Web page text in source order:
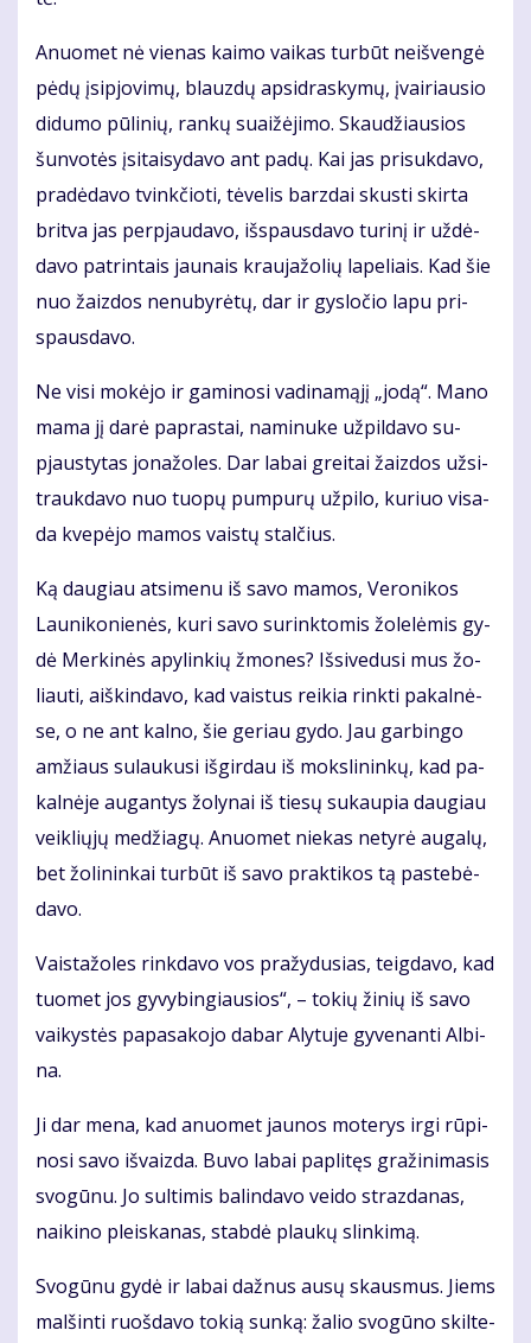
Anuo­met nė vie­nas kai­mo vai­kas tur­būt ne­iš­ven­gė
pė­dų įsi­pjo­vi­mų, blauz­dų ap­si­dras­ky­mų, įvai­riau­sio
di­du­mo pū­li­nių, ran­kų su­ai­žė­ji­mo. Skau­džiau­sios
šun­vo­tės įsi­tai­sy­da­vo ant pa­dų. Kai jas pri­suk­da­vo,
pra­dė­da­vo tvink­čio­ti, tė­ve­lis barz­dai skus­ti skir­ta
brit­va jas per­pjau­da­vo, iš­spaus­da­vo tu­ri­nį ir už­dė­
da­vo pa­trin­tais jau­nais krau­ja­žo­lių la­pe­liais. Kad šie
nuo žaiz­dos ne­nu­by­rė­tų, dar ir gys­lo­čio la­pu pri­
spaus­da­vo.
Ne vi­si mo­kė­jo ir ga­mi­no­si va­di­na­mą­jį „jo­dą“. Ma­no
ma­ma jį da­rė pa­pras­tai, na­mi­nu­ke už­pil­da­vo su­
pjaus­ty­tas jo­na­žo­les. Dar la­bai grei­tai žaiz­dos už­si­
trauk­da­vo nuo tuo­pų pum­pu­rų už­pi­lo, ku­riuo vi­sa­
da kve­pė­jo ma­mos vais­tų stal­čius.
Ką dau­giau at­si­me­nu iš sa­vo ma­mos, Ve­ro­ni­kos
Lau­ni­ko­nie­nės, ku­ri sa­vo su­rink­to­mis žo­le­lė­mis gy­
dė Mer­ki­nės apy­lin­kių žmo­nes? Iš­si­ve­du­si mus žo­
liau­ti, aiš­kin­da­vo, kad vais­tus rei­kia rink­ti pa­kal­nė­
se, o ne ant kal­no, šie ge­riau gy­do. Jau gar­bin­go
am­žiaus su­lau­ku­si iš­gir­dau iš moks­li­nin­kų, kad pa­
kal­nė­je au­gan­tys žo­ly­nai iš tie­sų su­kau­pia dau­giau
veik­lių­jų me­džia­gų. Anuo­met nie­kas ne­ty­rė au­ga­lų,
bet žo­li­nin­kai tur­būt iš sa­vo prak­ti­kos tą pa­ste­bė­
da­vo.
Vais­ta­žo­les rink­da­vo vos pra­žy­du­sias, teig­da­vo, kad
tuo­met jos gy­vy­bin­giau­sios“, – to­kių ži­nių iš sa­vo
vai­kys­tės pa­pa­sa­ko­jo da­bar Aly­tu­je gy­ve­nan­ti Al­bi­
na.
Ji dar me­na, kad anuo­met jau­nos mo­te­rys ir­gi rū­pi­
no­si sa­vo iš­vaiz­da. Bu­vo la­bai pa­pli­tęs gra­ži­ni­ma­sis
svo­gū­nu. Jo sul­ti­mis ba­lin­da­vo vei­do straz­da­nas,
nai­ki­no pleis­ka­nas, stab­dė plau­kų slin­ki­mą.
Svo­gū­nu gy­dė ir la­bai daž­nus au­sų skaus­mus. Jiems
mal­šin­ti ruoš­da­vo to­kią sun­ką: ža­lio svo­gū­no skil­te­